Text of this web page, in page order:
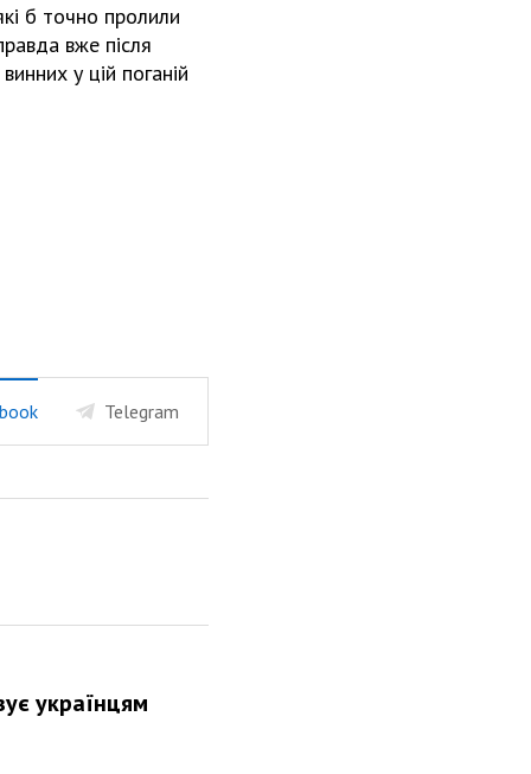
б точно пролили
вже після
у цій поганій
Telegram
українцям